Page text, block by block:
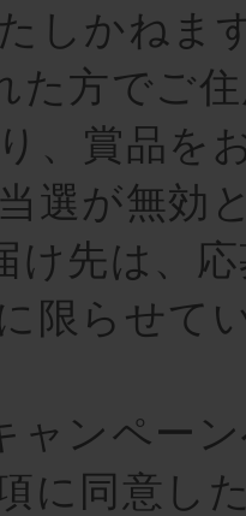
しかねま
た方でご
、賞品を
選が無効
け先は、
限らせて
ャンペー
に同意し